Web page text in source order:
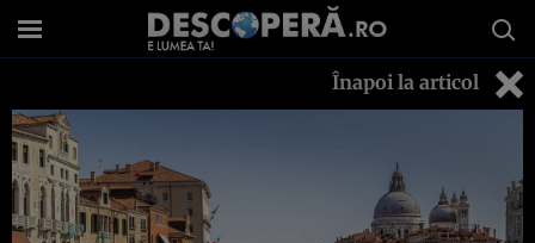
Înapoi la articol